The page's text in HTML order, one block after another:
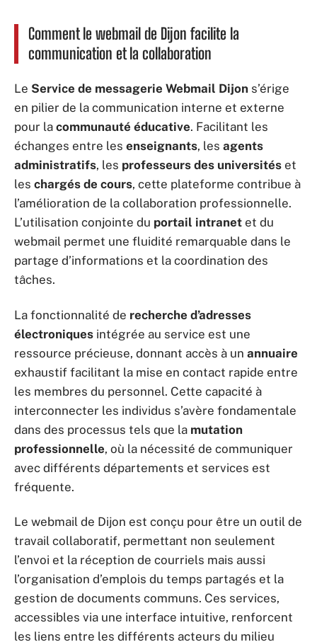
Comment le webmail de Dijon facilite la
communication et la collaboration
Le Service de messagerie Webmail Dijon s’érige
en pilier de la communication interne et externe
pour la communauté éducative. Facilitant les
échanges entre les enseignants, les agents
administratifs, les professeurs des universités et
les chargés de cours, cette plateforme contribue à
l’amélioration de la collaboration professionnelle.
L’utilisation conjointe du portail intranet et du
webmail permet une fluidité remarquable dans le
partage d’informations et la coordination des
tâches.
La fonctionnalité de recherche d’adresses
électroniques intégrée au service est une
ressource précieuse, donnant accès à un annuaire
exhaustif facilitant la mise en contact rapide entre
les membres du personnel. Cette capacité à
interconnecter les individus s’avère fondamentale
dans des processus tels que la mutation
professionnelle, où la nécessité de communiquer
avec différents départements et services est
fréquente.
Le webmail de Dijon est conçu pour être un outil de
travail collaboratif, permettant non seulement
l’envoi et la réception de courriels mais aussi
l’organisation d’emplois du temps partagés et la
gestion de documents communs. Ces services,
accessibles via une interface intuitive, renforcent
les liens entre les différents acteurs du milieu